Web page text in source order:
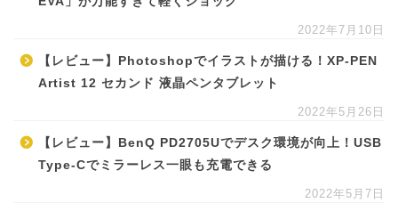
2022年7月10日
【レビュー】Photoshopでイラストが描ける！XP-PEN
Artist 12 セカンド 液晶ペンタブレット
2022年5月26日
【レビュー】BenQ PD2705Uでデスク環境が向上！USB
Type-Cでミラーレス一眼も充電できる
2022年5月7日